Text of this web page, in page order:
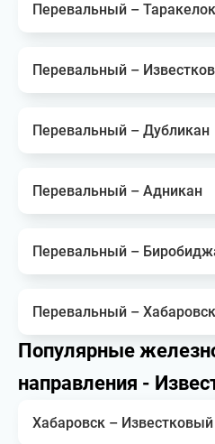
Перевальный – Таракелок
Перевальный –
Перевальный – Дубликан
Перевальный – Адникан
Перевальный –
Перевальный –
Популярные
направления -
Хабаровск –